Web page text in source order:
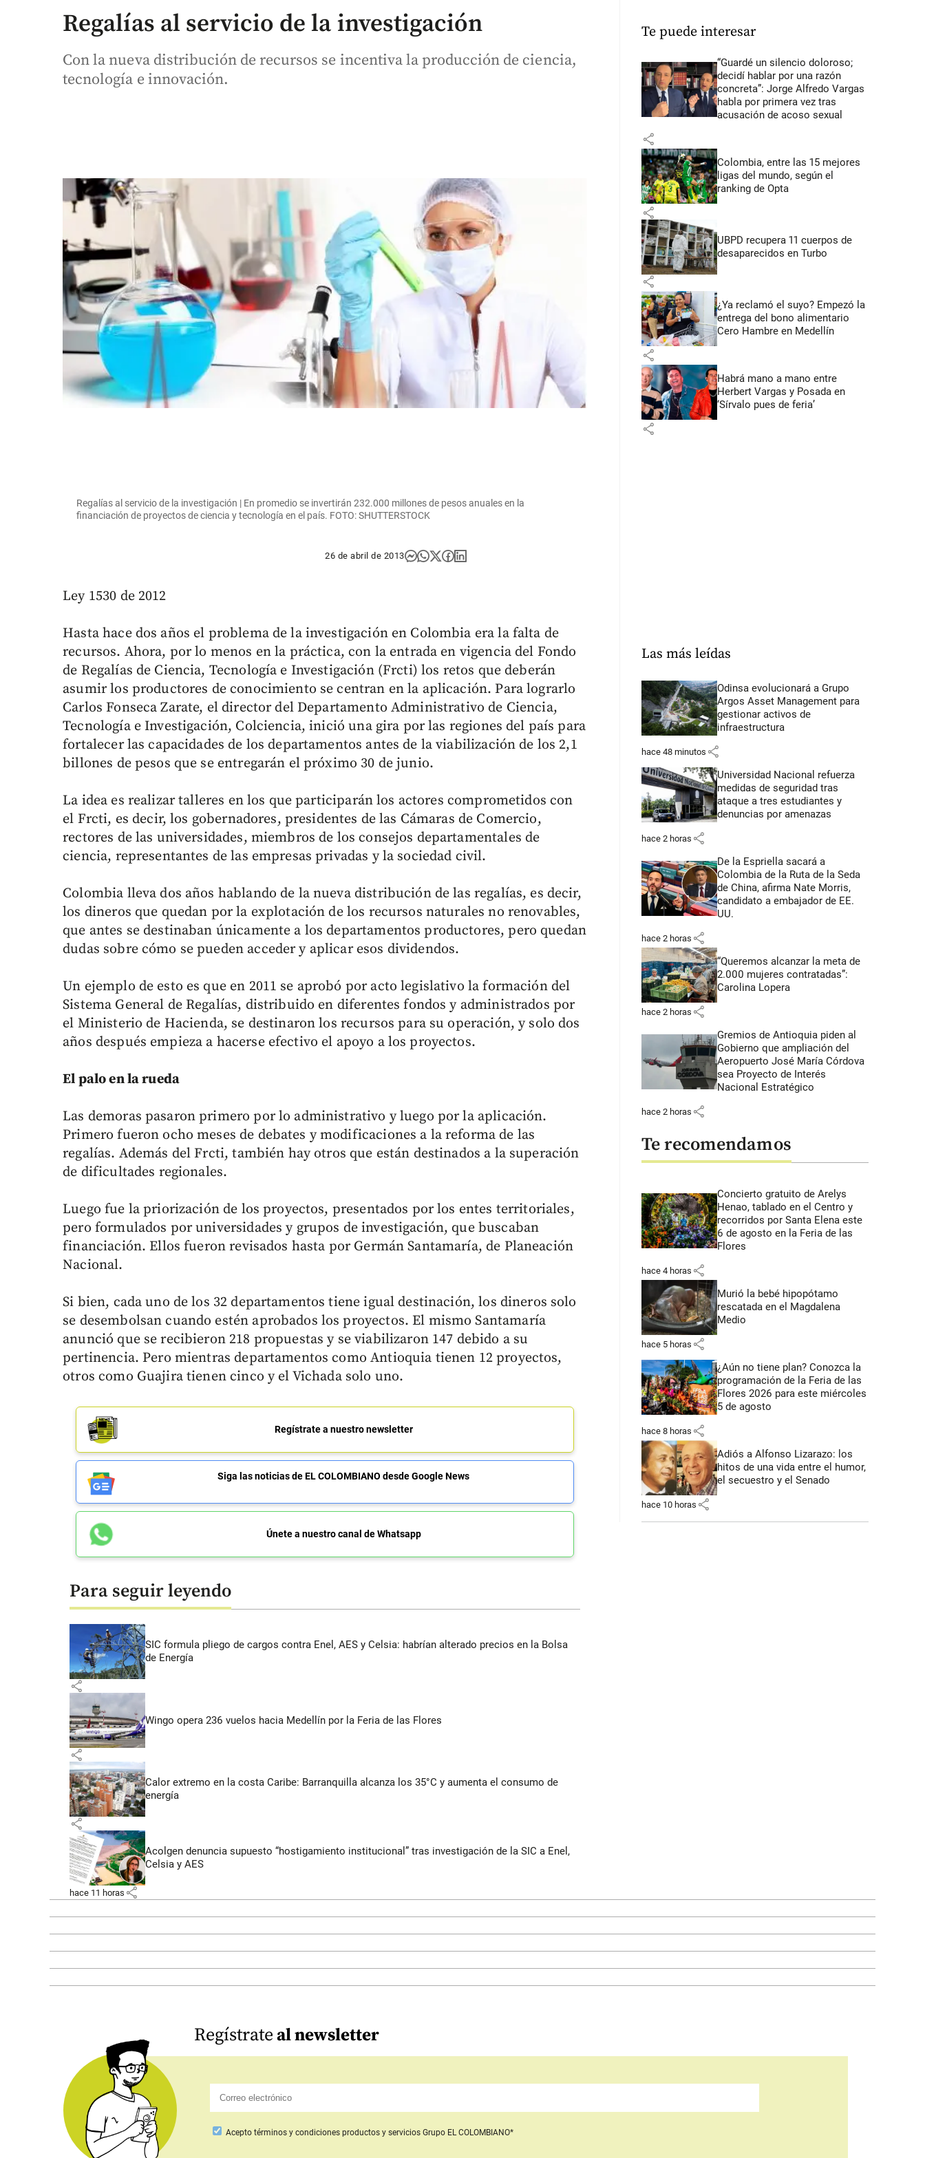
Regalías al servicio de la investigación
Con la nueva distribución de recursos se incentiva la producción de ciencia,
tecnología e innovación.
Regalías al servicio de la investigación | En promedio se invertirán 232.000 millones de pesos anuales en la
financiación de proyectos de ciencia y tecnología en el país. FOTO: SHUTTERSTOCK
26 de abril de 2013
Ley 1530 de 2012
Hasta hace dos años el problema de la investigación en Colombia era la falta de
recursos. Ahora, por lo menos en la práctica, con la entrada en vigencia del Fondo
de Regalías de Ciencia, Tecnología e Investigación (Frcti) los retos que deberán
asumir los productores de conocimiento se centran en la aplicación. Para lograrlo
Carlos Fonseca Zarate, el director del Departamento Administrativo de Ciencia,
Tecnología e Investigación, Colciencia, inició una gira por las regiones del país para
fortalecer las capacidades de los departamentos antes de la viabilización de los 2,1
billones de pesos que se entregarán el próximo 30 de junio.
La idea es realizar talleres en los que participarán los actores comprometidos con
el Frcti, es decir, los gobernadores, presidentes de las Cámaras de Comercio,
rectores de las universidades, miembros de los consejos departamentales de
ciencia, representantes de las empresas privadas y la sociedad civil.
Colombia lleva dos años hablando de la nueva distribución de las regalías, es decir,
los dineros que quedan por la explotación de los recursos naturales no renovables,
que antes se destinaban únicamente a los departamentos productores, pero quedan
dudas sobre cómo se pueden acceder y aplicar esos dividendos.
Un ejemplo de esto es que en 2011 se aprobó por acto legislativo la formación del
Sistema General de Regalías, distribuido en diferentes fondos y administrados por
el Ministerio de Hacienda, se destinaron los recursos para su operación, y solo dos
años después empieza a hacerse efectivo el apoyo a los proyectos.
El palo en la rueda
Las demoras pasaron primero por lo administrativo y luego por la aplicación.
Primero fueron ocho meses de debates y modificaciones a la reforma de las
regalías. Además del Frcti, también hay otros que están destinados a la superación
de dificultades regionales.
Luego fue la priorización de los proyectos, presentados por los entes territoriales,
pero formulados por universidades y grupos de investigación, que buscaban
financiación. Ellos fueron revisados hasta por Germán Santamaría, de Planeación
Nacional.
Si bien, cada uno de los 32 departamentos tiene igual destinación, los dineros solo
se desembolsan cuando estén aprobados los proyectos. El mismo Santamaría
anunció que se recibieron 218 propuestas y se viabilizaron 147 debido a su
pertinencia. Pero mientras departamentos como Antioquia tienen 12 proyectos,
otros como Guajira tienen cinco y el Vichada solo uno.
Regístrate a nuestro newsletter
Siga las noticias de EL COLOMBIANO desde Google News
Únete a nuestro canal de Whatsapp
Para seguir leyendo
SIC formula pliego de cargos contra Enel, AES y Celsia: habrían alterado precios en la Bolsa
de Energía
share
Wingo opera 236 vuelos hacia Medellín por la Feria de las Flores
share
Calor extremo en la costa Caribe: Barranquilla alcanza los 35°C y aumenta el consumo de
energía
share
Acolgen denuncia supuesto “hostigamiento institucional” tras investigación de la SIC a Enel,
Celsia y AES
hace 11 horas share
Te puede interesar
“Guardé un silencio doloroso;
decidí hablar por una razón
concreta”: Jorge Alfredo Vargas
habla por primera vez tras
acusación de acoso sexual
share
Colombia, entre las 15 mejores
ligas del mundo, según el
ranking de Opta
share
UBPD recupera 11 cuerpos de
desaparecidos en Turbo
share
¿Ya reclamó el suyo? Empezó la
entrega del bono alimentario
Cero Hambre en Medellín
share
Habrá mano a mano entre
Herbert Vargas y Posada en
‘Sírvalo pues de feria’
share
Las más leídas
Odinsa evolucionará a Grupo
Argos Asset Management para
gestionar activos de
infraestructura
hace 48 minutos share
Universidad Nacional refuerza
medidas de seguridad tras
ataque a tres estudiantes y
denuncias por amenazas
hace 2 horas share
De la Espriella sacará a
Colombia de la Ruta de la Seda
de China, afirma Nate Morris,
candidato a embajador de EE.
UU.
hace 2 horas share
“Queremos alcanzar la meta de
2.000 mujeres contratadas”:
Carolina Lopera
hace 2 horas share
Gremios de Antioquia piden al
Gobierno que ampliación del
Aeropuerto José María Córdova
sea Proyecto de Interés
Nacional Estratégico
hace 2 horas share
Te recomendamos
Concierto gratuito de Arelys
Henao, tablado en el Centro y
recorridos por Santa Elena este
6 de agosto en la Feria de las
Flores
hace 4 horas share
Murió la bebé hipopótamo
rescatada en el Magdalena
Medio
hace 5 horas share
¿Aún no tiene plan? Conozca la
programación de la Feria de las
Flores 2026 para este miércoles
5 de agosto
hace 8 horas share
Adiós a Alfonso Lizarazo: los
hitos de una vida entre el humor,
el secuestro y el Senado
hace 10 horas share
Regístrateal newsletter
Acepto términos y condiciones productos y servicios Grupo EL COLOMBIANO*